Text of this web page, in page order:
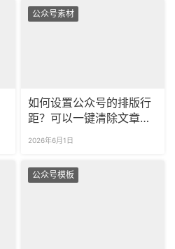
公众号素材
如何设置公众号的排版行
距？可以一键清除文章里
2026年6月1日
公众号模板